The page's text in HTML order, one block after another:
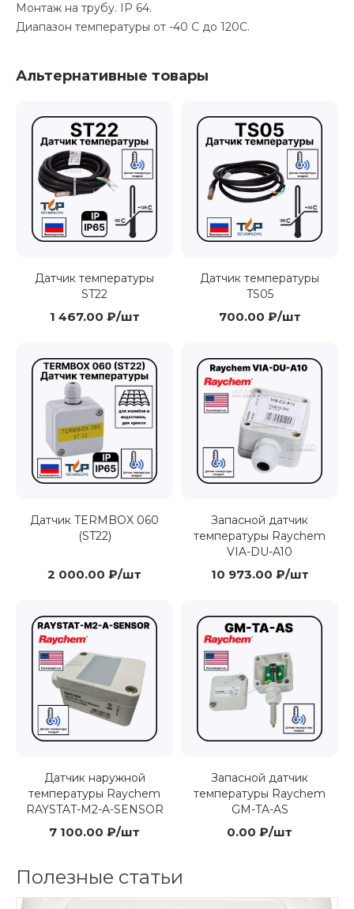
Монтаж на трубу. IP 64.
Диапазон температуры от -40 С до 120С.
Альтернативные товары
Датчик температуры
ST22
1 467.00 ₽/шт
Датчик температуры
TS05
700.00 ₽/шт
Датчик TERMBOX 060
(ST22)
2 000.00 ₽/шт
Запасной датчик
температуры Raychem
VIA-DU-A10
10 973.00 ₽/шт
Датчик наружной
температуры Raychem
RAYSTAT-M2-A-SENSOR
7 100.00 ₽/шт
Запасной датчик
температуры Raychem
GM-TA-AS
0.00 ₽/шт
Полезные статьи